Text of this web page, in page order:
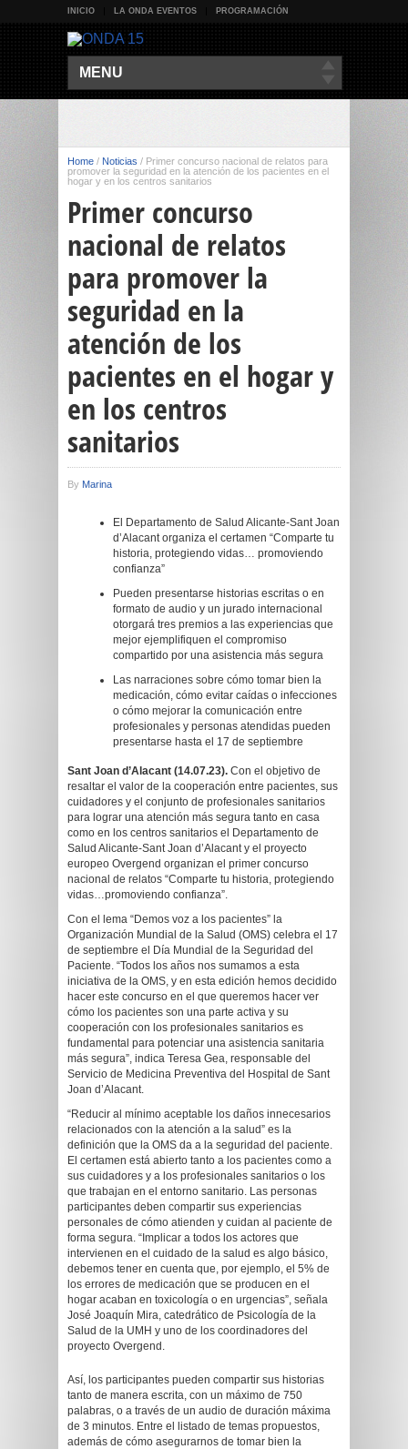
INICIO LA ONDA EVENTOS PROGRAMACIÓN
MENU
Home / Noticias / Primer concurso nacional de relatos para
promover la seguridad en la atención de los pacientes en el
hogar y en los centros sanitarios
Primer concurso
nacional de relatos
para promover la
seguridad en la
atención de los
pacientes en el hogar y
en los centros
sanitarios
By Marina
El Departamento de Salud Alicante-Sant Joan
d’Alacant organiza el certamen “Comparte tu
historia, protegiendo vidas… promoviendo
confianza”
Pueden presentarse historias escritas o en
formato de audio y un jurado internacional
otorgará tres premios a las experiencias que
mejor ejemplifiquen el compromiso
compartido por una asistencia más segura
Las narraciones sobre cómo tomar bien la
medicación, cómo evitar caídas o infecciones
o cómo mejorar la comunicación entre
profesionales y personas atendidas pueden
presentarse hasta el 17 de septiembre
Sant Joan d’Alacant (14.07.23). Con el objetivo de
resaltar el valor de la cooperación entre pacientes, sus
cuidadores y el conjunto de profesionales sanitarios
para lograr una atención más segura tanto en casa
como en los centros sanitarios el Departamento de
Salud Alicante-Sant Joan d’Alacant y el proyecto
europeo Overgend organizan el primer concurso
nacional de relatos “Comparte tu historia, protegiendo
vidas…promoviendo confianza”.
Con el lema “Demos voz a los pacientes” la
Organización Mundial de la Salud (OMS) celebra el 17
de septiembre el Día Mundial de la Seguridad del
Paciente. “Todos los años nos sumamos a esta
iniciativa de la OMS, y en esta edición hemos decidido
hacer este concurso en el que queremos hacer ver
cómo los pacientes son una parte activa y su
cooperación con los profesionales sanitarios es
fundamental para potenciar una asistencia sanitaria
más segura”, indica Teresa Gea, responsable del
Servicio de Medicina Preventiva del Hospital de Sant
Joan d’Alacant.
“Reducir al mínimo aceptable los daños innecesarios
relacionados con la atención a la salud” es la
definición que la OMS da a la seguridad del paciente.
El certamen está abierto tanto a los pacientes como a
sus cuidadores y a los profesionales sanitarios o los
que trabajan en el entorno sanitario. Las personas
participantes deben compartir sus experiencias
personales de cómo atienden y cuidan al paciente de
forma segura. “Implicar a todos los actores que
intervienen en el cuidado de la salud es algo básico,
debemos tener en cuenta que, por ejemplo, el 5% de
los errores de medicación que se producen en el
hogar acaban en toxicología o en urgencias”, señala
José Joaquín Mira, catedrático de Psicología de la
Salud de la UMH y uno de los coordinadores del
proyecto Overgend.
Así, los participantes pueden compartir sus historias
tanto de manera escrita, con un máximo de 750
palabras, o a través de un audio de duración máxima
de 3 minutos. Entre el listado de temas propuestos,
además de cómo asegurarnos de tomar bien la